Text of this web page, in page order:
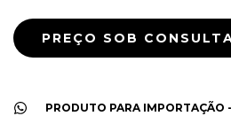
PRODUTO PARA